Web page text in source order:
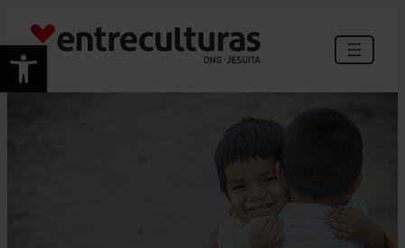
Abrir barra de herramientas
contenido